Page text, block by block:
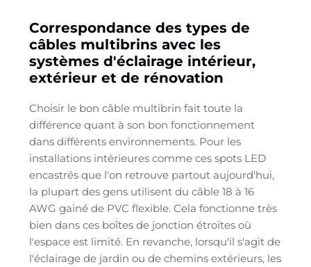
Correspondance des types de
câbles multibrins avec les
systèmes d'éclairage intérieur,
extérieur et de rénovation
Choisir le bon câble multibrin fait toute la
différence quant à son bon fonctionnement
dans différents environnements. Pour les
installations intérieures comme ces spots LED
encastrés que l'on retrouve partout aujourd'hui,
la plupart des gens utilisent du câble 18 à 16
AWG gainé de PVC flexible. Cela fonctionne très
bien dans ces boîtes de jonction étroites où
l'espace est limité. En revanche, lorsqu'il s'agit de
l'éclairage de jardin ou de chemins extérieurs, les